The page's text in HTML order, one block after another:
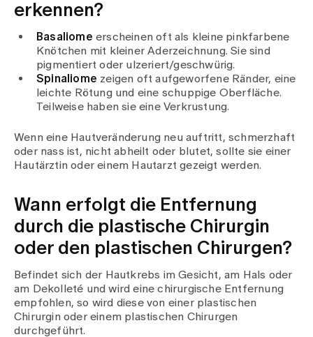
erkennen?
Basaliome erscheinen oft als kleine pinkfarbene
Knötchen mit kleiner Aderzeichnung. Sie sind
pigmentiert oder ulzeriert/geschwürig.
Spinaliome zeigen oft aufgeworfene Ränder, eine
leichte Rötung und eine schuppige Oberfläche.
Teilweise haben sie eine Verkrustung.
Wenn eine Hautveränderung neu auftritt, schmerzhaft
oder nass ist, nicht abheilt oder blutet, sollte sie einer
Hautärztin oder einem Hautarzt gezeigt werden.
Wann erfolgt die Entfernung
durch die plastische Chirurgin
oder den plastischen Chirurgen?
Befindet sich der Hautkrebs im Gesicht, am Hals oder
am Dekolleté und wird eine chirurgische Entfernung
empfohlen, so wird diese von einer plastischen
Chirurgin oder einem plastischen Chirurgen
durchgeführt.